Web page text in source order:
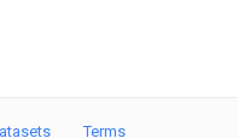
Terms